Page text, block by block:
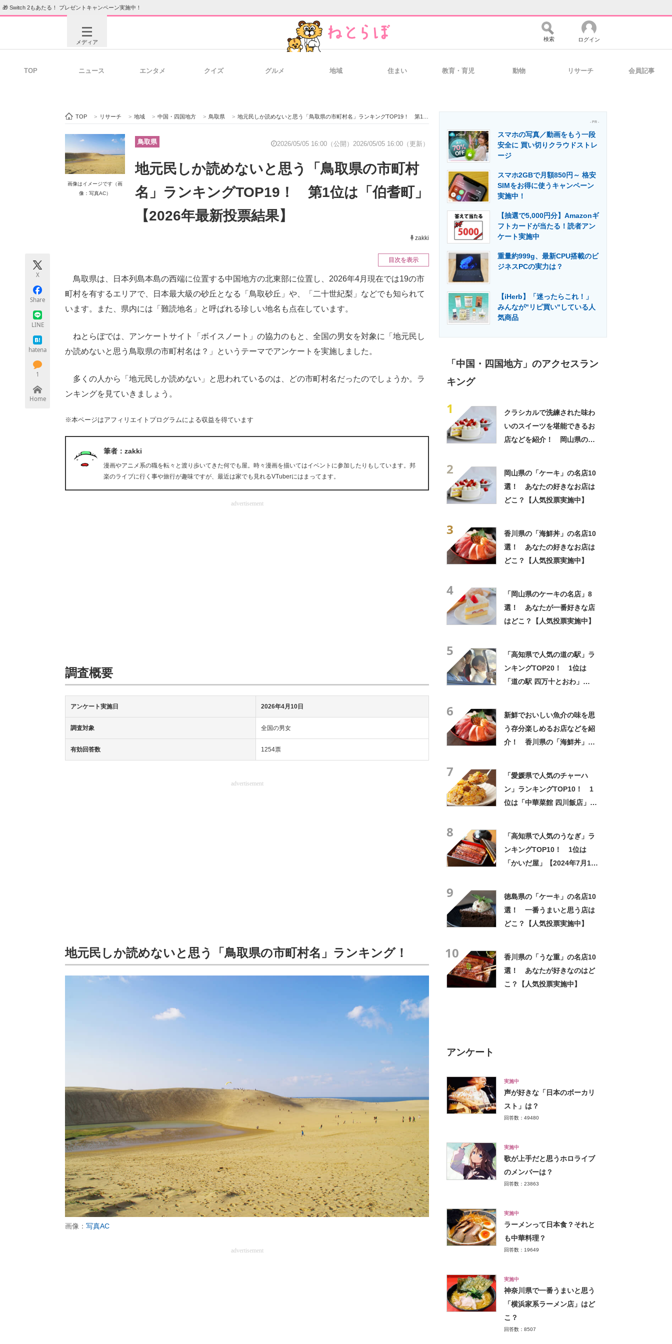
🎁 Switch 2もあたる！ プレゼントキャンペーン実施中！
メディア
ビジネスと働き方のヒント 経営リーダーのコミュニティ マーケ×ITの今がよく分かる
ITエンジニア向け専門サイト 製造業のIT導入・活用を支援
エネルギーの専門メディア 建設×テクノロジーの最前線
ちょっと気になるネットの話題
検索 ログイン
TOP ニュース エンタメ クイズ グルメ 地域 住まい 教育・育児 動物 リサーチ 会員記事
TOP > リサーチ > 地域 > 中国・四国地方 > 鳥取県 > 地元民しか読めないと思う「鳥取県の市町村名」ランキングTOP19！ 第1位は「伯耆町」【2026年最新投票結果】
画像はイメージです（画
像：写真AC）
鳥取県 2026/05/05 16:00（公開） 2026/05/05 16:00（更新）
地元民しか読めないと思う「鳥取県の市町村
名」ランキングTOP19！ 第1位は「伯耆町」
【2026年最新投票結果】
zakki
X
Share
LINE
hatena
1
Home
目次を表示
鳥取県は、日本列島本島の西端に位置する中国地方の北東部に位置し、2026年4月現在では19の市
町村を有するエリアで、日本最大級の砂丘となる「鳥取砂丘」や、「二十世紀梨」などでも知られて
います。また、県内には「難読地名」と呼ばれる珍しい地名も点在しています。
ねとらぼでは、アンケートサイト「ボイスノート」の協力のもと、全国の男女を対象に「地元民し
か読めないと思う鳥取県の市町村名は？」というテーマでアンケートを実施しました。
多くの人から「地元民しか読めない」と思われているのは、どの市町村名だったのでしょうか。ラ
ンキングを見ていきましょう。
※本ページはアフィリエイトプログラムによる収益を得ています
筆者：zakki
漫画やアニメ系の職を転々と渡り歩いてきた何でも屋。時々漫画を描いてはイベントに参加したりもしています。邦
楽のライブに行く事や旅行が趣味ですが、最近は家でも見れるVTuberにはまってます。
advertisement
調査概要
アンケート実施日 2026年4月10日
調査対象 全国の男女
有効回答数 1254票
advertisement
地元民しか読めないと思う「鳥取県の市町村名」ランキング！
画像： 写真AC
advertisement
- PR -
スマホの写真／動画をもう一段
安全に 買い切りクラウドストレ
ージ
スマホ2GBで月額850円～ 格安
SIMをお得に使うキャンペーン
実施中！
【抽選で5,000円分】Amazonギ
フトカードが当たる！読者アン
ケート実施中
重量約999g、最新CPU搭載のビ
ジネスPCの実力は？
【iHerb】「迷ったらこれ！」
みんなが"リピ買い"している人
気商品
「中国・四国地方」のアクセスラン
キング
1
クラシカルで洗練された味わ
いのスイーツを堪能できるお
店などを紹介！ 岡山県の
2
岡山県の「ケーキ」の名店10
選！ あなたの好きなお店は
どこ？【人気投票実施中】
3
香川県の「海鮮丼」の名店10
選！ あなたの好きなお店は
どこ？【人気投票実施中】
4
「岡山県のケーキの名店」8
選！ あなたが一番好きな店
はどこ？【人気投票実施中】
5
「高知県で人気の道の駅」ラ
ンキングTOP20！ 1位は
「道の駅 四万十とおわ」
6
新鮮でおいしい魚介の味を思
う存分楽しめるお店などを紹
介！ 香川県の「海鮮丼」の
7
「愛媛県で人気のチャーハ
ン」ランキングTOP10！ 1
位は「中華菜館 四川飯店」
8
「高知県で人気のうなぎ」ラ
ンキングTOP10！ 1位は
「かいだ屋」【2024年7月10
9
徳島県の「ケーキ」の名店10
選！ 一番うまいと思う店は
どこ？【人気投票実施中】
10
香川県の「うな重」の名店10
選！ あなたが好きなのはど
こ？【人気投票実施中】
アンケート
実施中
声が好きな「日本のボーカリ
スト」は？
回答数：49480
実施中
歌が上手だと思うホロライブ
のメンバーは？
回答数：23863
実施中
ラーメンって日本食？それと
も中華料理？
回答数：19649
実施中
神奈川県で一番うまいと思う
「横浜家系ラーメン店」はど
こ？
回答数：8507